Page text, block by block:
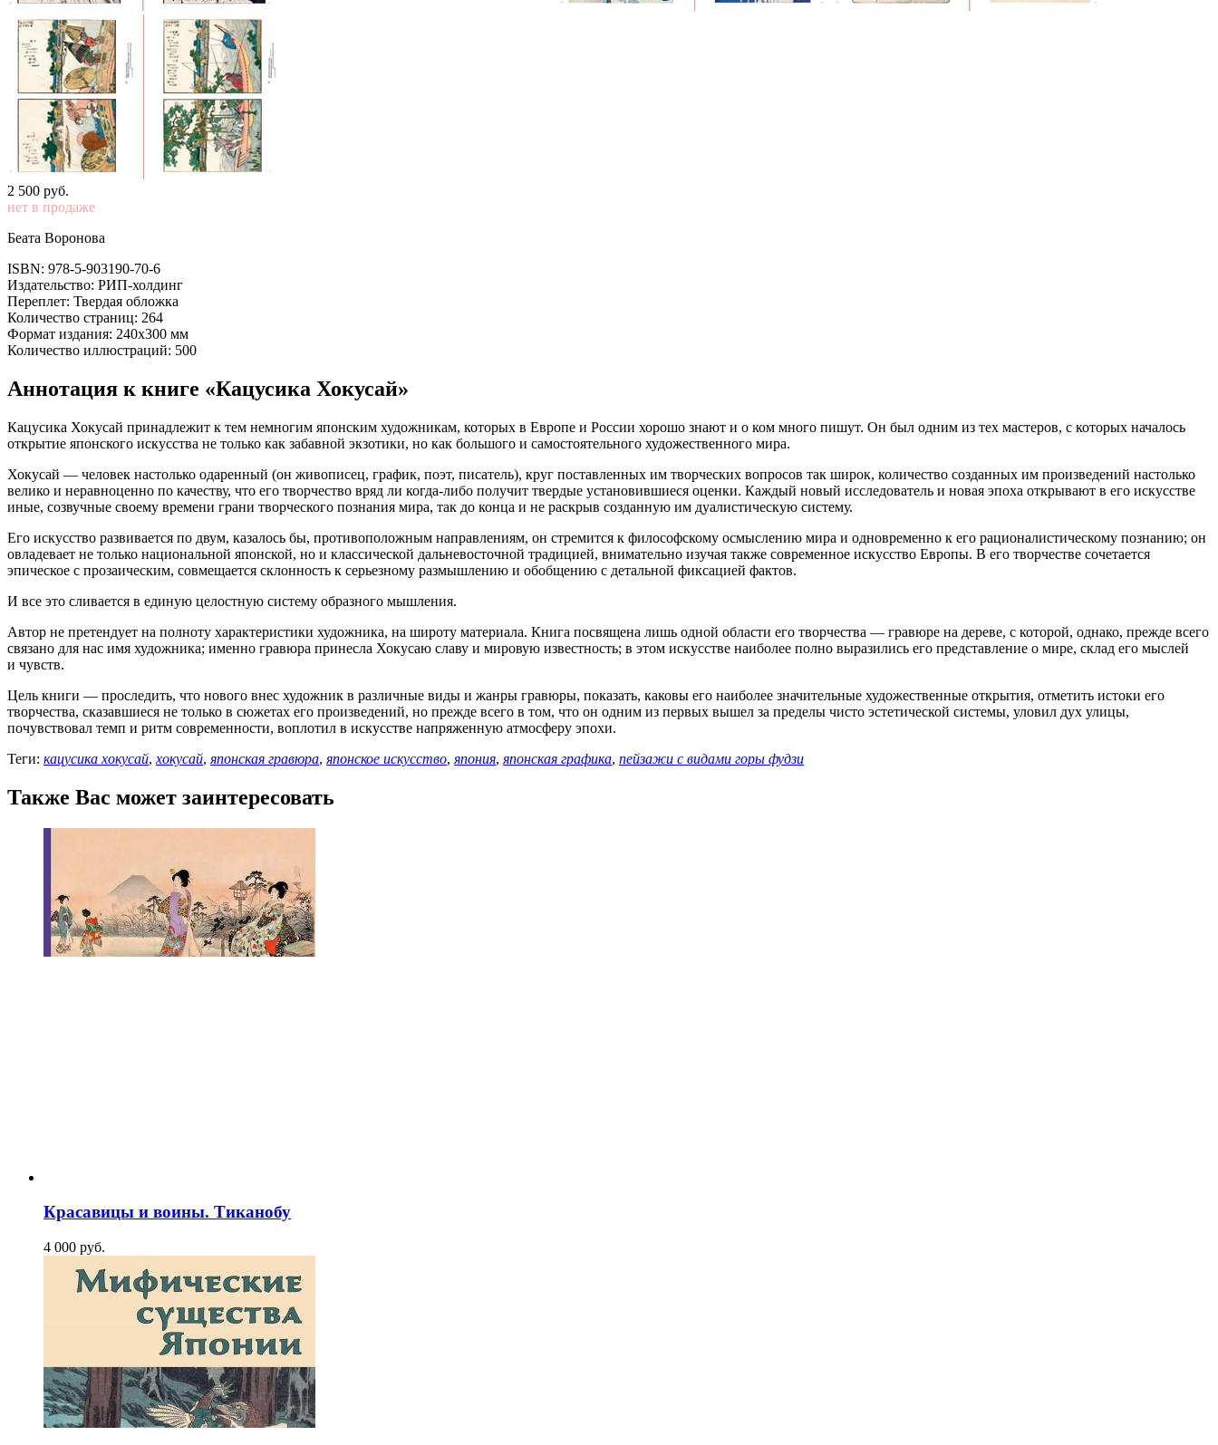
2 500 pуб.
нет в продаже
Беата Воронова
ISBN: 978-5-903190-70-6
Издательство: РИП-холдинг
Переплет: Твердая обложка
Количество страниц: 264
Формат издания: 240х300 мм
Количество иллюстраций: 500
Аннотация к книге «Кацусика Хокусай»
Кацусика Хокусай принадлежит к тем немногим японским художникам, которых в Европе и России хорошо знают и о ком много пишут. Он был одним из тех мастеров, с которых началось
открытие японского искусства не только как забавной экзотики, но как большого и самостоятельного художественного мира.
Хокусай — человек настолько одаренный (он живописец, график, поэт, писатель), круг поставленных им творческих вопросов так широк, количество созданных им произведений настолько
велико и неравноценно по качеству, что его творчество вряд ли когда-либо получит твердые установившиеся оценки. Каждый новый исследователь и новая эпоха открывают в его искусстве
иные, созвучные своему времени грани творческого познания мира, так до конца и не раскрыв созданную им дуалистическую систему.
Его искусство развивается по двум, казалось бы, противоположным направлениям, он стремится к философскому осмыслению мира и одновременно к его рационалистическому познанию; он
овладевает не только национальной японской, но и классической дальневосточной традицией, внимательно изучая также современное искусство Европы. В его творчестве сочетается
эпическое с прозаическим, совмещается склонность к серьезному размышлению и обобщению с детальной фиксацией фактов.
И все это сливается в единую целостную систему образного мышления.
Автор не претендует на полноту характеристики художника, на широту материала. Книга посвящена лишь одной области его творчества — гравюре на дереве, с которой, однако, прежде всего
связано для нас имя художника; именно гравюра принесла Хокусаю славу и мировую известность; в этом искусстве наиболее полно выразились его представление о мире, склад его мыслей
и чувств.
Цель книги — проследить, что нового внес художник в различные виды и жанры гравюры, показать, каковы его наиболее значительные художественные открытия, отметить истоки его
творчества, сказавшиеся не только в сюжетах его произведений, но прежде всего в том, что он одним из первых вышел за пределы чисто эстетической системы, уловил дух улицы,
почувствовал темп и ритм современности, воплотил в искусстве напряженную атмосферу эпохи.
Теги: кацусика хокусай, хокусай, японская гравюра, японское искусство, япония, японская графика, пейзажи с видами горы фудзи
Также Вас может заинтересовать
Красавицы и воины. Тиканобу
4 000 pуб.